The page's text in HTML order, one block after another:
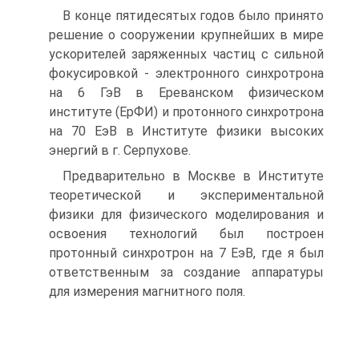
В конце пятидесятых годов было принято
решение о сооружении крупнейших в мире
ускорителей заряженных частиц с сильной
фокусировкой - электронного синхротрона
на 6 ГэВ в Ереванском физическом
институте (ЕрФИ) и протонного синхротрона
на 70 ЕэВ в Институте физики высоких
энергий в г. Серпухове.
Предварительно в Москве в Институте
теоретической и экспериментальной
физики для физического моделирования и
освоения технологий был построен
протонный синхротрон на 7 ЕэВ, где я был
ответственным за создание аппаратуры
для измерения магнитного поля.